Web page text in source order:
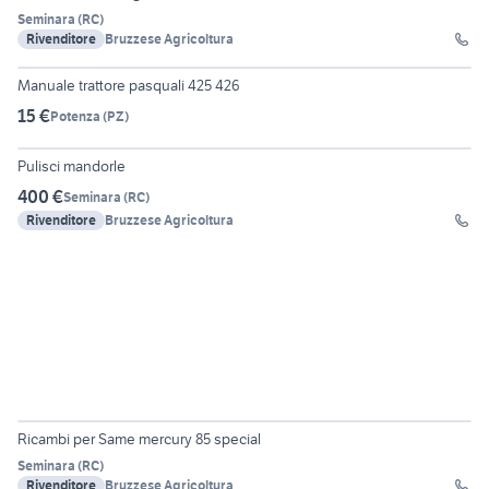
Seminara (RC)
Rivenditore Bruzzese Agricoltura
4
Manuale trattore pasquali 425 426
15 €Potenza (PZ)
Pulisci mandorle
400 €Seminara (RC)
Rivenditore Bruzzese Agricoltura
Ricambi per Same mercury 85 special
Seminara (RC)
Rivenditore Bruzzese Agricoltura